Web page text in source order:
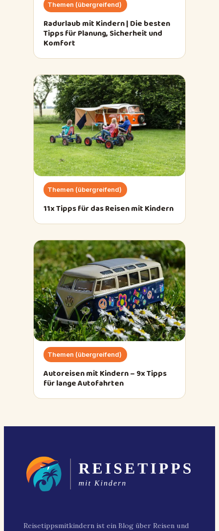
Themen (übergreifend)
Radurlaub mit Kindern | Die besten
Tipps für Planung, Sicherheit und
Komfort
Themen (übergreifend)
11x Tipps für das Reisen mit Kindern
Themen (übergreifend)
Autoreisen mit Kindern – 9x Tipps
für lange Autofahrten
Reisetippsmitkindern ist ein Blog über Reisen und